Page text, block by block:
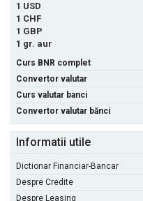
1 USD
1 CHF
1 GBP
1 gr. aur
Curs BNR complet
Convertor valutar
Curs valutar banci
Convertor valutar bănci
Informatii utile
Dictionar Financiar-Bancar
Despre Credite
Despre Leasing